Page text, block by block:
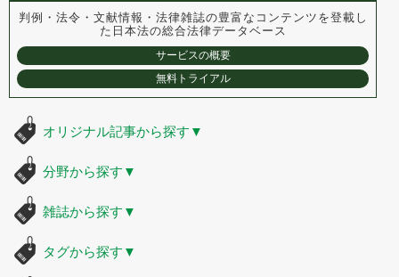
判例・法令・文献情報・法律雑誌の豊富なコンテンツを登載し
た 日本法の総合法律データベース
サービスの概要
無料トライアル
オリジナル記事から探す ▼
分野から探す ▼
雑誌から探す ▼
タグから探す ▼